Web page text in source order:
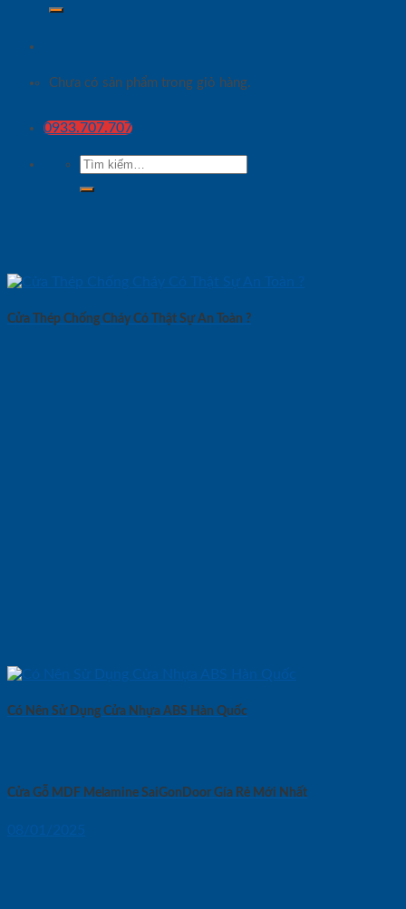
Chưa có sản phẩm trong giỏ hàng.
0933.707.707
Tìm
kiếm:
Cửa Thép Chống Cháy Có Thật Sự An Toàn ?
Có Nên Sử Dụng Cửa Nhựa ABS Hàn Quốc
Cửa Gỗ MDF Melamine SaiGonDoor Gía Rẻ Mới Nhất
08/01/2025